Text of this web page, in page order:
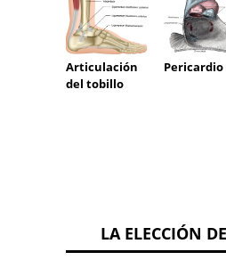
Articulación
del tobillo
Pericardio
LA ELECCIÓN